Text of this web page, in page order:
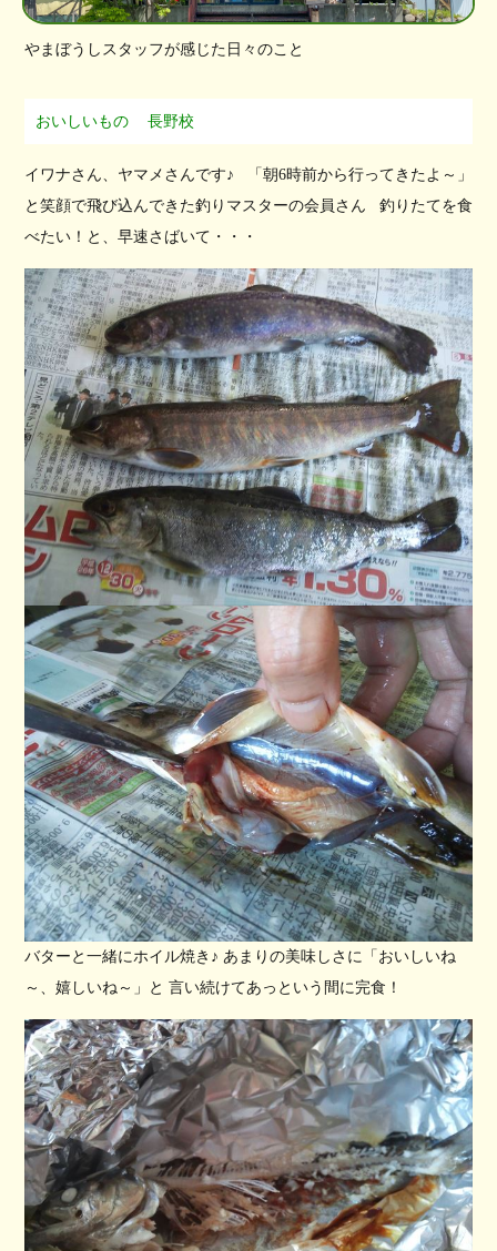
やまぼうしスタッフが感じた日々のこと
おいしいもの 長野校
イワナさん、ヤマメさんです♪ 「朝6時前から行ってきたよ～」
と笑顔で飛び込んできた釣りマスターの会員さん 釣りたてを食
べたい！と、早速さばいて・・・
バターと一緒にホイル焼き♪ あまりの美味しさに「おいしいね
～、嬉しいね～」と 言い続けてあっという間に完食！